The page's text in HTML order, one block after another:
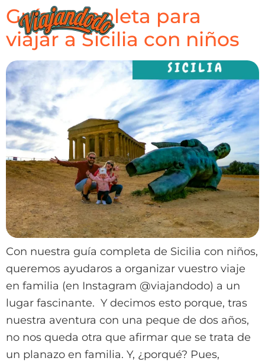
Guía completa para
viajar a Sicilia con niños
Con nuestra guía completa de Sicilia con niños,
queremos ayudaros a organizar vuestro viaje
en familia (en Instagram @viajandodo) a un
lugar fascinante. Y decimos esto porque, tras
nuestra aventura con una peque de dos años,
no nos queda otra que afirmar que se trata de
un planazo en familia. Y, ¿porqué? Pues,